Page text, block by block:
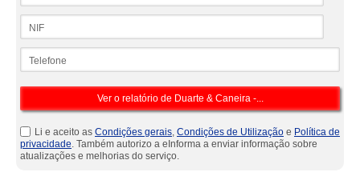
Li e aceito as Condições gerais, Condições de Utilização e Política de
privacidade. Também autorizo a eInforma a enviar informação sobre
atualizações e melhorias do serviço.